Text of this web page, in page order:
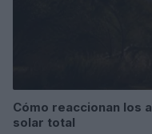
Cómo reaccionan los
solar total